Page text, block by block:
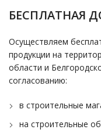
БЕСПЛАТНАЯ
Осуществляем
продукции на
области и
согласованию:
в строительные
на строительные